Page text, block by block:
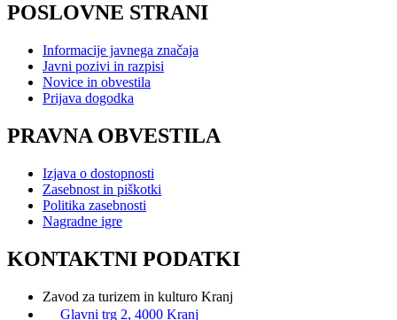
POSLOVNE STRANI
Informacije javnega značaja
Javni pozivi in razpisi
Novice in obvestila
Prijava dogodka
PRAVNA OBVESTILA
Izjava o dostopnosti
Zasebnost in piškotki
Politika zasebnosti
Nagradne igre
KONTAKTNI PODATKI
Zavod za turizem in kulturo Kranj
Glavni trg 2, 4000 Kranj